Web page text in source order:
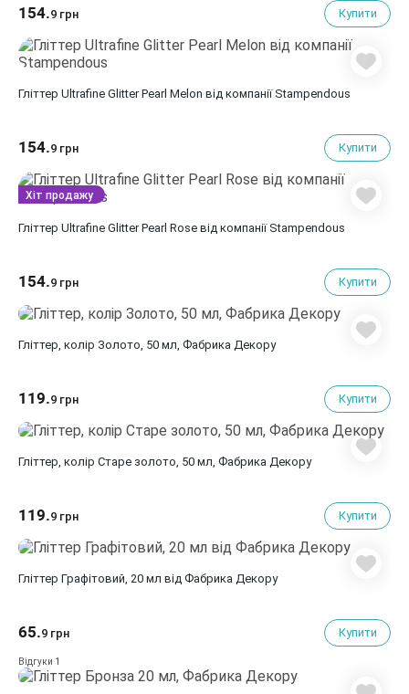
154.9 грн Купити
Гліттер Ultrafine Glitter Pearl Melon від компанії Stampendous
154.9 грн Купити
Гліттер Ultrafine Glitter Pearl Rose від компанії Stampendous
154.9 грн Купити
Хіт продажу
Гліттер, колір Золото, 50 мл, Фабрика Декору
119.9 грн Купити
Гліттер, колір Старе золото, 50 мл, Фабрика Декору
119.9 грн Купити
Гліттер Графітовий, 20 мл від Фабрика Декору
65.9 грн Купити
Відгуки 1